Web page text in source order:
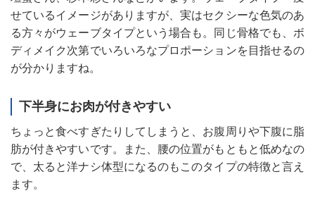
せているイメージがありますが、実はセクシーな色気のあ
る方々がウェーブタイプという場合も。同じ骨格でも、ボ
ディメイク次第でいろいろなプロポーションを目指せるの
が分かりますね。
下半身にお肉が付きやすい
ちょっと食べすぎたりしてしまうと、お腹周りや下腹に脂
肪が付きやすいです。また、腰の位置がもともと低めなの
で、太ると洋ナシ体型になるのもこのタイプの特徴と言え
ます。